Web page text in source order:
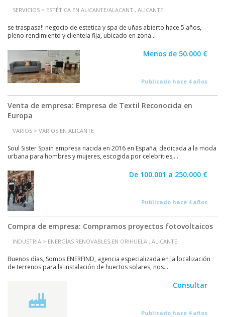
SERVICIOS > ESTÉTICA EN ALICANTE/ALACANT , ALICANTE
se traspasa!! negocio de estetica y spa de uñas abierto hace 5 años,
pleno rendimiento y clientela fija, ubicado en zona...
Menos de 50.000 €
Publicado hace 4 años
Venta de empresa: Empresa de Textil Reconocida en
Europa
VARIOS > VARIOS EN ALICANTE
Soul Sister Spain empresa nacida en 2016 en España, dedicada a la moda
urbana para hombres y mujeres, escogida por celebrities,...
De 100.001 a 250.000 €
Publicado hace 4 años
Compra de empresa: Compramos proyectos fotovoltaicos
INDUSTRIA > ENERGÍAS RENOVABLES EN ORIHUELA , ALICANTE
Buenos días, Somos ENERFIND, agencia especializada en la localización
de terrenos para la instalación de huertos solares, nos...
Consultar
Publicado hace 4 años